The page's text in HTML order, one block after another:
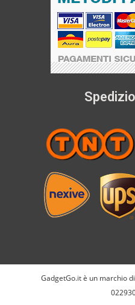
GadgetGo.it è un marchio di